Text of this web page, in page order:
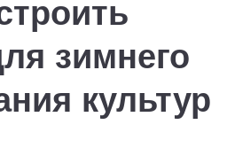
зимнего
культур